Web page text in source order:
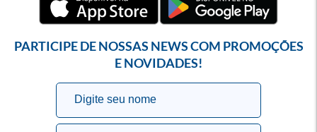
PARTICIPE DE NOSSAS NEWS COM PROMOÇÕES
E NOVIDADES!